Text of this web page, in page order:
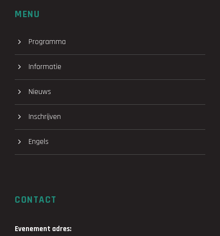
MENU
Programma
Informatie
Nieuws
Inschrijven
Engels
CONTACT
Evenement adres: